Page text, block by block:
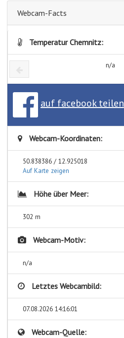
Webcam-Facts
Temperatur Chemnitz:
n/a
auf facebook teilen
Webcam-Koordinaten:
50.838386 / 12.925018
Auf Karte zeigen
Höhe über Meer:
302 m
Webcam-Motiv:
n/a
Letztes Webcambild:
07.08.2026 14:16:01
Webcam-Quelle: